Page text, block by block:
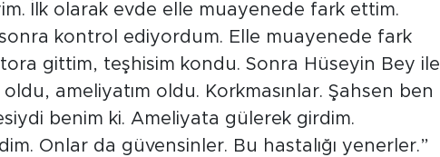
İlk olarak evde elle muayenede fark ettim.
kontrol ediyordum. Elle muayenede fark
gittim, teşhisim kondu. Sonra Hüseyin Bey ile
ameliyatım oldu. Korkmasınlar. Şahsen ben
benim ki. Ameliyata gülerek girdim.
Onlar da güvensinler. Bu hastalığı yenerler.”